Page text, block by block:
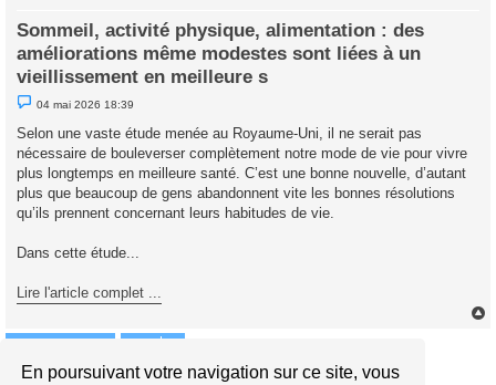
En poursuivant votre navigation sur ce site, vous
Sommeil, activité physique, alimentation : des
améliorations même modestes sont liées à un
vieillissement en meilleure s
M
e
s
s
a
e
n
o
n
04 mai 2026 18:39
Selon une vaste étude menée au Royaume-Uni, il ne serait pas
nécessaire de bouleverser complètement notre mode de vie pour vivre
plus longtemps en meilleure santé. C’est une bonne nouvelle, d’autant
plus que beaucoup de gens abandonnent vite les bonnes résolutions
qu’ils prennent concernant leurs habitudes de vie.
Dans cette étude...
Lire l'article complet ...
1 message • Page1 sur1